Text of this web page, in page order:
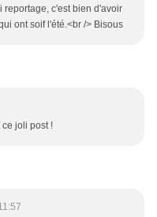
reportage, c'est bien d'avoir
ont soif l'été.<br /> Bisous
joli post !